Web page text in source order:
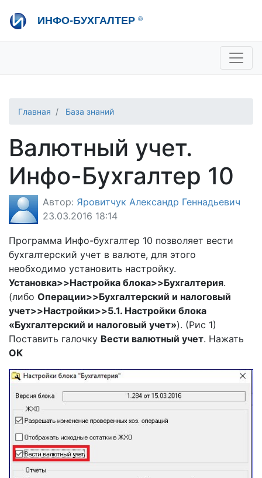
ИНФО-БУХГАЛТЕР ®
Отдел продаж
Консультации
Главная База знаний
Валютный учет.
Инфо-Бухгалтер 10
Автор: Яровитчук Александр Геннадьевич
23.03.2016 18:14
Программа Инфо-бухгалтер 10 позволяет вести
бухгалтерский учет в валюте, для этого
необходимо установить настройку.
Установка>>Настройка блока>>Бухгалтерия.
(либо Операции>>Бухгалтерский и налоговый
учет>>Настройки>>5.1. Настройки блока
«Бухгалтерский и налоговый учет»). (Рис 1)
Поставить галочку Вести валютный учет. Нажать
ОК